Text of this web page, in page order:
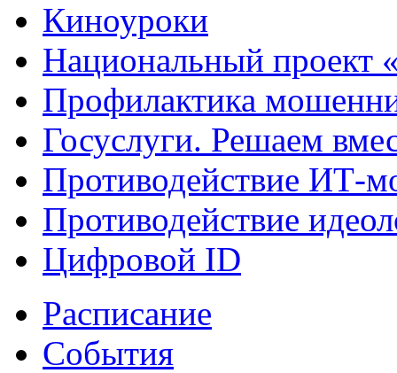
Киноуроки
Национальный проект
Профилактика
Госуслуги. Решаем
Противодействие ИТ-
Противодействие
Цифровой ID
Расписание
События